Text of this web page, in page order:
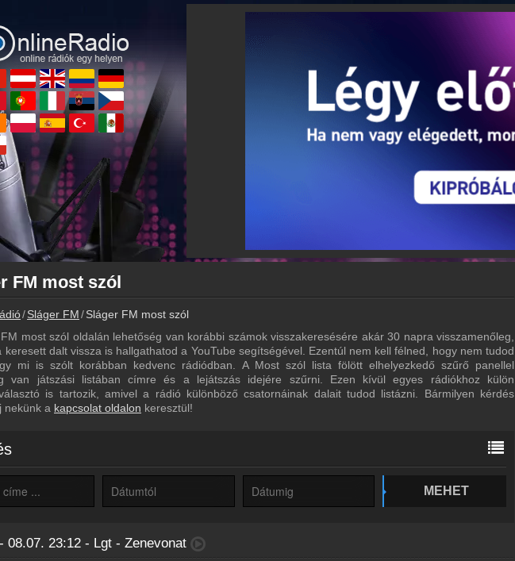
FM most szól
Sláger FM
Sláger FM most szól
most szól oldalán lehetőség van korábbi számok visszakeresésére akár 30 napra visszamenőleg,
keresett dalt vissza is hallgathatod a YouTube segítségével. Ezentúl nem kell félned, hogy nem tudod
mi is szólt korábban kedvenc rádiódban. A Most szól lista fölött elhelyezkedő szűrő panellel
van játszási listában címre és a lejátszás idejére szűrni. Ezen kívül egyes rádiókhoz külön
is tartozik, amivel a rádió különböző csatornáinak dalait tudod listázni. Bármilyen kérdés
nekünk a kapcsolat oldalon keresztül!
MEHET
08.07. 23:12 - Lgt - Zenevonat